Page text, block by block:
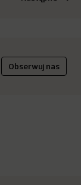
Obserwuj nas